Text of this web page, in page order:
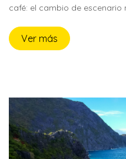
café: el cambio de escenario
Ver más